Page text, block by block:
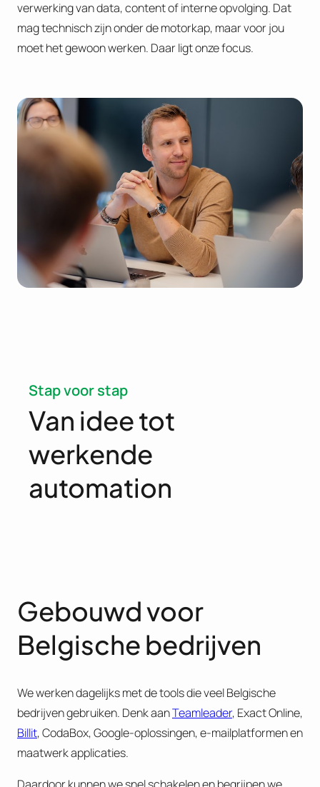
verwerking van data, content of interne opvolging. Dat
mag technisch zijn onder de motorkap, maar voor jou
moet het gewoon werken. Daar ligt onze focus.
Stap voor stap
Van idee tot
werkende
automation
Gebouwd voor
Belgische bedrijven
We werken dagelijks met de tools die veel Belgische
bedrijven gebruiken. Denk aanTeamleader, Exact Online,
Billit, CodaBox, Google-oplossingen, e-mailplatformen en
maatwerk applicaties.